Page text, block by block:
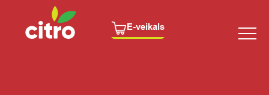
E-veikals